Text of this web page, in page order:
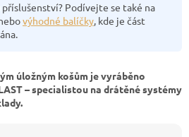
Podívejte se také na
výhodné balíčky, kde je část
úložným košům je vyráběno
– specialistou na drátěné systémy